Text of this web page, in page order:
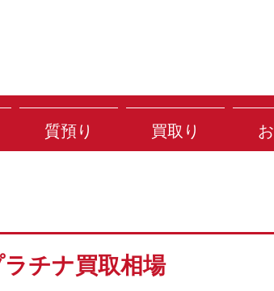
質預り 買取り
チナ買取相場